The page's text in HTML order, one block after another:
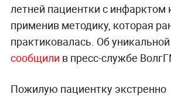
летней пациентки с инфарктом
применив методику, которая
практиковалась. Об
сообщили в пресс-службе
Пожилую пациентку экстренно